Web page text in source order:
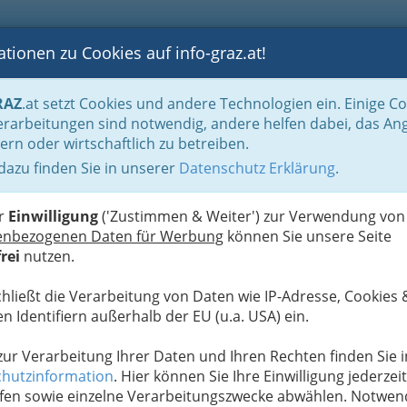
BLOGS FOTOS GASTRONOMIE BRANCHEN
zu Cookies auf info-graz.at!
.at setzt Cookies und andere Technologien ein. Einige
sind notwendig, andere helfen dabei, das
oder wirtschaftlich zu betreiben.
finden Sie in unserer Datenschutz Erklärung.
Einwilligung('Zustimmen & Weiter') zur Verwendung von
Daten für Werbung können Sie unsere Seite
nutzen.
die Verarbeitung von Daten wie IP-Adresse, Cookies
Identifiern außerhalb der EU (u.a. USA) ein.
Verarbeitung Ihrer Daten und Ihren Rechten finden Sie
. Hier können Sie Ihre Einwilligung jederzeit
sowie einzelne Verarbeitungszwecke abwählen.
Fachärztinnen Kardiologie
PhD - Facharzt für Innere